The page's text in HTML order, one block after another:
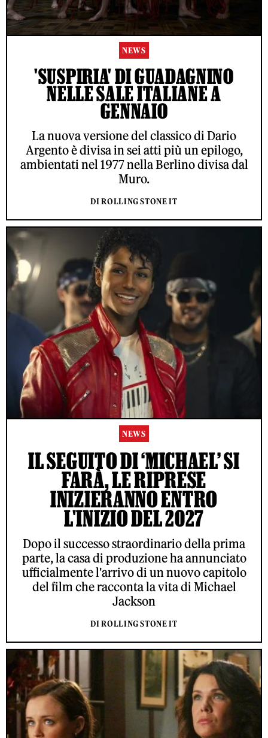
NEWS
'SUSPIRIA' DI GUADAGNINO
NELLE SALE ITALIANE A
GENNAIO
La nuova versione del classico di Dario
Argento è divisa in sei atti più un epilogo,
ambientati nel 1977 nella Berlino divisa dal
Muro.
DI ROLLING STONE IT
NEWS
IL SEGUITO DI ‘MICHAEL’ SI
FARÀ, LE RIPRESE
INIZIERANNO ENTRO
L'INIZIO DEL 2027
Dopo il successo straordinario della prima
parte, la casa di produzione ha annunciato
ufficialmente l'arrivo di un nuovo capitolo
del film che racconta la vita di Michael
Jackson
DI ROLLING STONE IT